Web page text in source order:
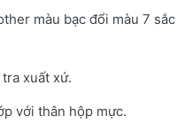
màu bạc đổi màu 7 sắc
xuất xứ.
với thân hộp mực.